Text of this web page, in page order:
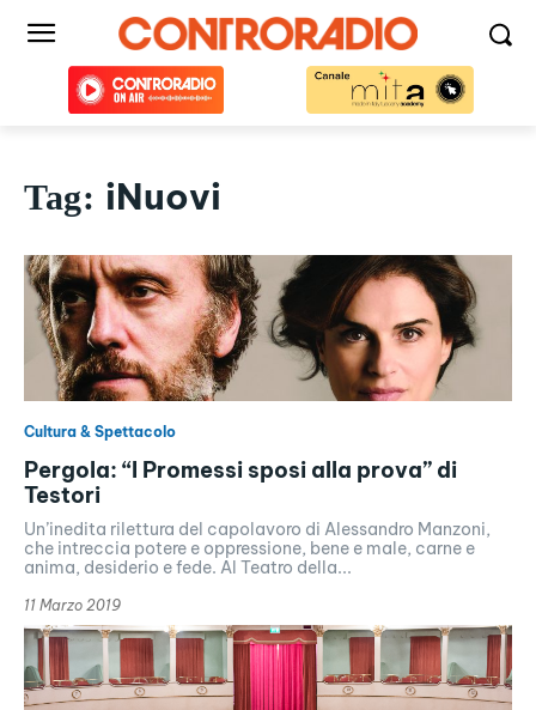
Tag: iNuovi
Cultura & Spettacolo
Pergola: “I Promessi sposi alla prova” di
Testori
Un’inedita rilettura del capolavoro di Alessandro Manzoni,
che intreccia potere e oppressione, bene e male, carne e
anima, desiderio e fede. Al Teatro della...
11 Marzo 2019